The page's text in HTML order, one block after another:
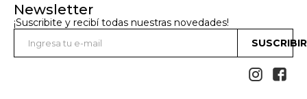
Newsletter
¡Suscribite y recibí todas nuestras novedades!
 